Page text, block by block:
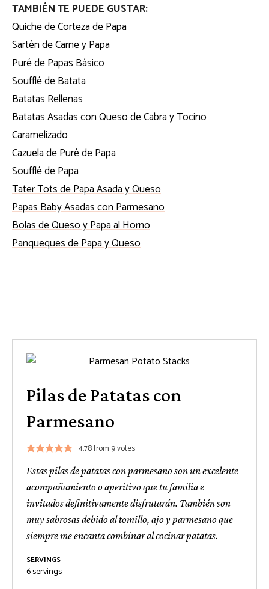
TAMBIÉN TE PUEDE GUSTAR:
Quiche de Corteza de Papa
Sartén de Carne y Papa
Puré de Papas Básico
Soufflé de Batata
Batatas Rellenas
Batatas Asadas con Queso de Cabra y Tocino
Caramelizado
Cazuela de Puré de Papa
Soufflé de Papa
Tater Tots de Papa Asada y Queso
Papas Baby Asadas con Parmesano
Bolas de Queso y Papa al Horno
Panqueques de Papa y Queso
Pilas de Patatas con
Parmesano
4.78from 9votes
Estas pilas de patatas con parmesano son un excelente
acompañamiento o aperitivo que tu familia e
invitados definitivamente disfrutarán. También son
muy sabrosas debido al tomillo, ajo y parmesano que
siempre me encanta combinar al cocinar patatas.
SERVINGS
6servings